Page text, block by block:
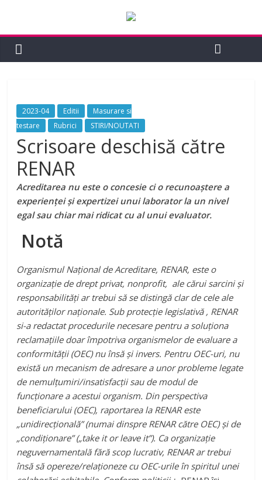
2023-04 Editii
Masurare si
testare
Rubrici STIRI/NOUTATI
Scrisoare deschisă către
RENAR
Acreditarea nu este o concesie ci o recunoaștere a
experienței și expertizei unui laborator la un nivel
egal sau chiar mai ridicat cu al unui evaluator.
Notă
Organismul Național de Acreditare, RENAR, este o
organizație de drept privat, nonprofit, ale cărui sarcini
responsabilități ar trebui să se distingă clar de cele ale
autorităților na ționale.Sub protecție legislativă, RENAR
si-a redactat procedurile necesare pentru a soluționa
reclamațiile doar împotriva organismelor de evaluare a
conformității (OEC) nu însă și invers. Pentru OEC-uri, nu
există un mecanism de adresare a unor probleme legate
de nemulțumiri/insatisfacții sau de modul de
funcționare a acestui organism. Din perspectiva
beneficiarului (OEC), raportarea la RENAR este
„unidirecțională” (numai dinspre RENAR către OEC) și de
„condiționare” („take it or leave it”).Ca organizație
neguvernamentală fără scop lucrativ, RENAR ar trebui